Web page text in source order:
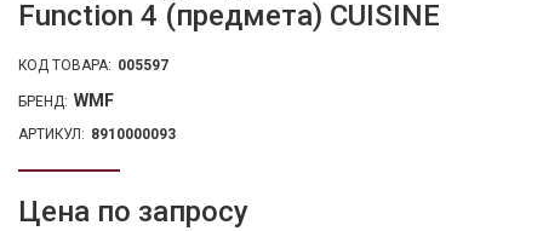
Function 4 (предмета) CUISINE
КОД ТОВАРА: 005597
БРЕНД: WMF
АРТИКУЛ: 8910000093
Цена по запросу